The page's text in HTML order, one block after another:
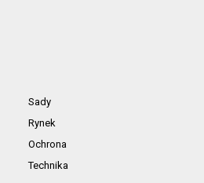
Sady
Rynek
Ochrona
Technika